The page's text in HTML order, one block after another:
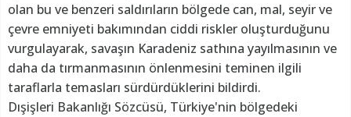
olan bu ve benzeri saldırıların bölgede can, mal, seyir ve
çevre emniyeti bakımından ciddi riskler oluşturduğunu
vurgulayarak, savaşın Karadeniz sathına yayılmasının ve
daha da tırmanmasının önlenmesini teminen ilgili
taraflarla temasları sürdürdüklerini bildirdi.
Dışişleri Bakanlığı Sözcüsü, Türkiye'nin bölgedeki